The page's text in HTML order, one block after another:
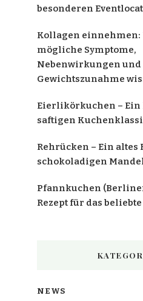
besonderen
Kollagen einnehmen:
mögliche Symptome,
Nebenwirkungen und
Gewichtszunahme
Eierlikörkuchen – Ein
saftigen
Rehrücken – Ein altes
schokoladigen
Pfannkuchen
Rezept für das
NEWS